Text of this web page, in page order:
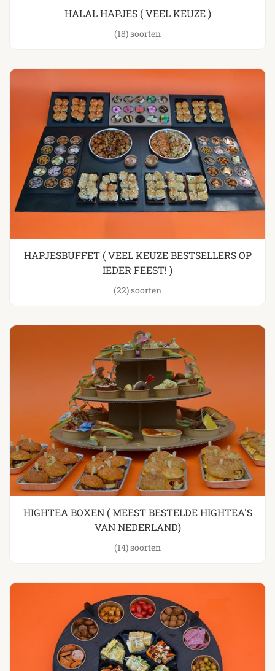
HALAL HAPJES ( VEEL KEUZE )
(18)
HAPJESBUFFET ( VEEL KEUZE BESTSELLERS OP
IEDER FEEST! )
(22)
HIGHTEA BOXEN ( MEEST BESTELDE HIGHTEA'S
VAN NEDERLAND)
(14)